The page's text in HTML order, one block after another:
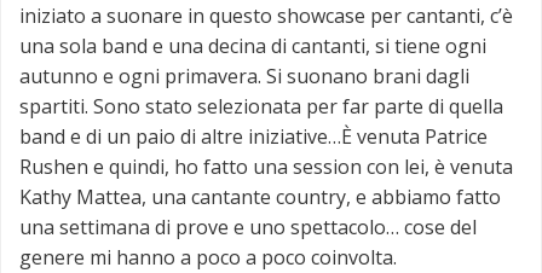
iniziato a suonare in questo showcase per cantanti, c’è
una sola band e una decina di cantanti, si tiene ogni
autunno e ogni primavera. Si suonano brani dagli
spartiti. Sono stato selezionata per far parte di quella
band e di un paio di altre iniziative…È venuta Patrice
Rushen e quindi, ho fatto una session con lei, è venuta
Kathy Mattea, una cantante country, e abbiamo fatto
una settimana di prove e uno spettacolo… cose del
genere mi hanno a poco a poco coinvolta.